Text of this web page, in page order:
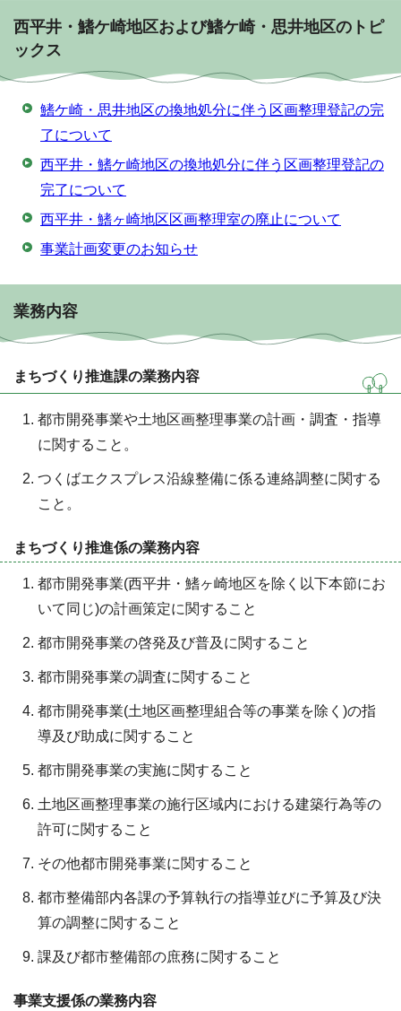
西平井・鰭ケ崎地区および鰭ケ崎・思井地区のトピ
ックス
鰭ケ崎・思井地区の換地処分に伴う区画整理登記の完
了について
西平井・鰭ケ崎地区の換地処分に伴う区画整理登記の
完了について
西平井・鰭ヶ崎地区区画整理室の廃止について
事業計画変更のお知らせ
業務内容
まちづくり推進課の業務内容
都市開発事業や土地区画整理事業の計画・調査・指導
に関すること。
つくばエクスプレス沿線整備に係る連絡調整に関する
こと。
まちづくり推進係の業務内容
都市開発事業(西平井・鰭ヶ崎地区を除く以下本節にお
いて同じ)の計画策定に関すること
都市開発事業の啓発及び普及に関すること
都市開発事業の調査に関すること
都市開発事業(土地区画整理組合等の事業を除く)の指
導及び助成に関すること
都市開発事業の実施に関すること
土地区画整理事業の施行区域内における建築行為等の
許可に関すること
その他都市開発事業に関すること
都市整備部内各課の予算執行の指導並びに予算及び決
算の調整に関すること
課及び都市整備部の庶務に関すること
事業支援係の業務内容